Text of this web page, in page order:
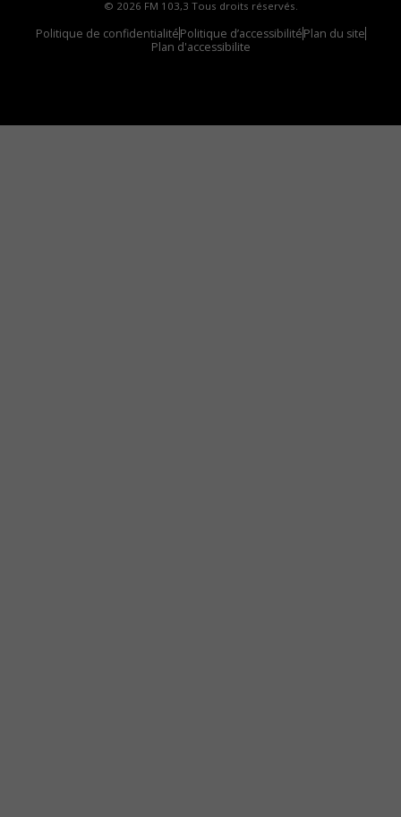
© 2026 FM 103,3 Tous droits réservés.
Politique de confidentialitéPolitique d’accessibilitéPlan du site
Plan d'accessibilite